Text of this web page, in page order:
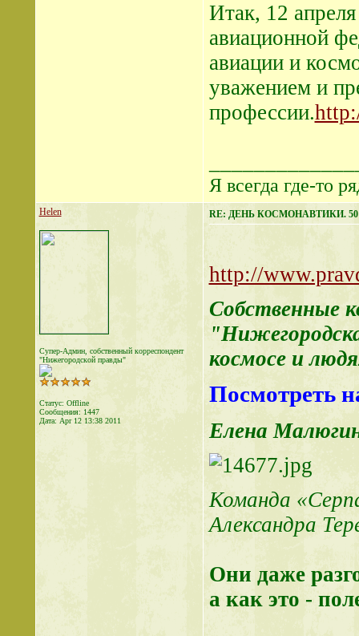
Итак, 12
авиационной
авиации и
уважением и
профессии.
Я всегда где-то
Helen
Супер-Админ, собственный корреспондент
"Нижегородской правды"
Статус: Offline
Сообщения: 1447
Дата: Apr 12 13:38 2011
RE: ДЕНЬ КОСМОНАВТИКИ. 50
http://
Собственные
космосе и
Посмотреть
Елена
Команда
Александра
Они даже
а как это -